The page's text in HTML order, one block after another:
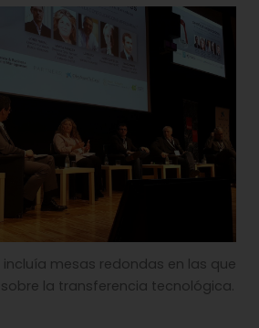
incluía mesas redondas en las que
la transferencia tecnológica.